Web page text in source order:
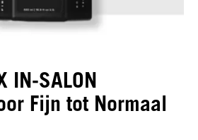
IN-SALON
Fijn tot Normaal